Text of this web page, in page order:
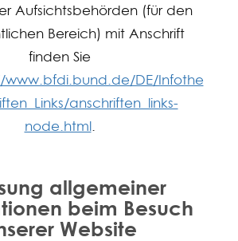
Aufsichtsbehörden (für den
Bereich) mit Anschrift
finden Sie
www.bfdi.bund.de/DE/Infothe
anschriften_links-
node.html.
allgemeiner
beim Besuch
Website